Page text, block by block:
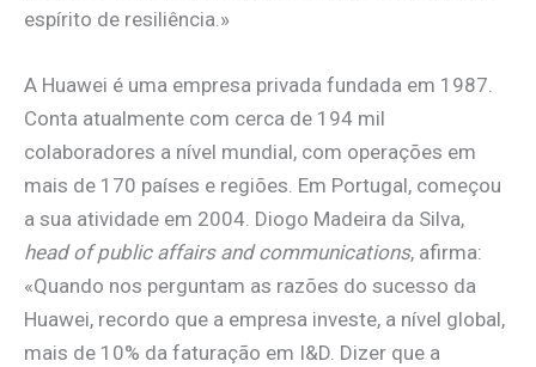
espírito de resiliência.»
A Huawei é uma empresa privada fundada em 1987.
Conta atualmente com cerca de 194 mil
colaboradores a nível mundial, com operações em
mais de 170 países e regiões. Em Portugal, começou
a sua atividade em 2004. Diogo Madeira da Silva,
head of public affairs and communications, afirma:
«Quando nos perguntam as razões do sucesso da
Huawei, recordo que a empresa investe, a nível global,
mais de 10% da faturação em I&D. Dizer que a